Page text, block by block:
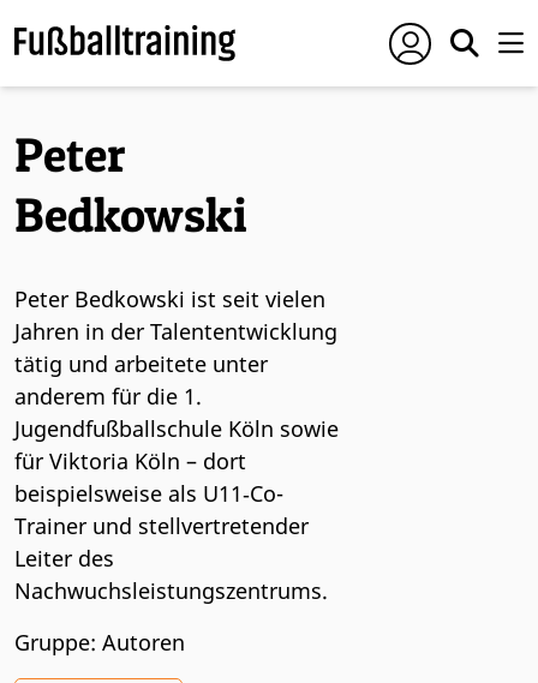
Peter
Bedkowski
Peter Bedkowski ist seit vielen
Jahren in der Talententwicklung
tätig und arbeitete unter
anderem für die 1.
Jugendfußballschule Köln sowie
für Viktoria Köln – dort
beispielsweise als U11‑Co-
Trainer und stellvertretender
Leiter des
Nachwuchsleistungszentrums.
Gruppe: Autoren